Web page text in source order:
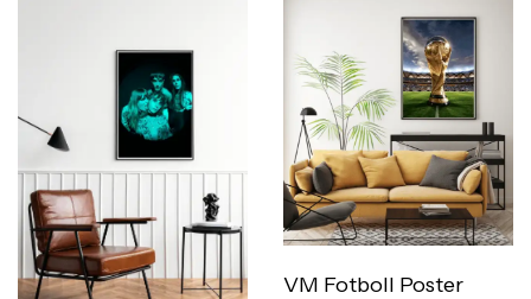
VM Fotboll Poster